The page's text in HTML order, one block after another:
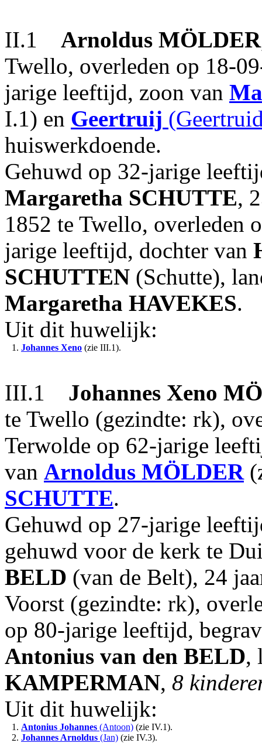
II.1 Arnoldus MÖLDER
Twello, overleden op 18-
jarige leeftijd, zoon van
I.1) en Geertruij
huiswerkdoende.
Gehuwd op 32-jarige
Margaretha SCHUTTE,
1852 te Twello, overleden
jarige leeftijd, dochter van
SCHUTTEN (Schutte),
Margaretha HAVEKES.
Uit dit huwelijk:
1. Johannes Xeno (zie III.1).
III.1 Johannes Xeno
te Twello (gezindte: rk),
Terwolde op 62-jarige
van Arnoldus MÖLDER
SCHUTTE.
Gehuwd op 27-jarige
gehuwd voor de kerk te
BELD (van de Belt), 24
Voorst (gezindte: rk),
op 80-jarige leeftijd,
Antonius van den BELD,
KAMPERMAN, 8
Uit dit huwelijk:
1. Antonius Johannes (Antoon) (zie IV.1).
2. Johannes Arnoldus (Jan) (zie IV.3).